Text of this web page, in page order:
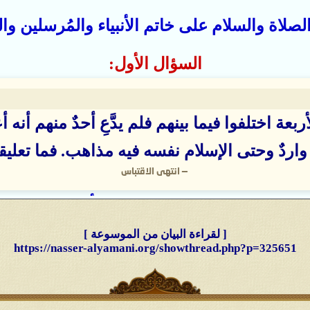
والسلام على خاتم الأنبياء والمُرسلين
السؤال الأول:
اختلفوا فيما بينهم فلم يدَّعِ أحدٌ منهم
واردٌ وحتى الإسلام نفسه فيه مذاهب. فما
— انتهى الاقتباس
الجواب على السؤال الأول:
لا تُريد غير الحقّ وإلى الجواب الحق
عُلماء المذاهب الأربعة أنه الإمام
صدورهم حرجٌ مما قضى بينهم بالحقّ
وسنّة رسوله الحقّ وما بعد الحقّ إلا
[ لقراءة البيان من الموسوعة ]
https://nasser-alyamani.org/showthread.php?p=325651